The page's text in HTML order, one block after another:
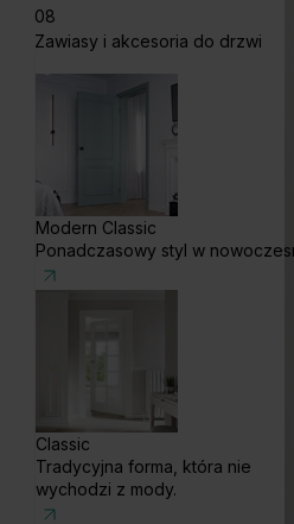
08
Zawiasy i akcesoria do drzwi
Modern Classic
Ponadczasowy styl w
Classic
Tradycyjna forma, która nie
wychodzi z mody.